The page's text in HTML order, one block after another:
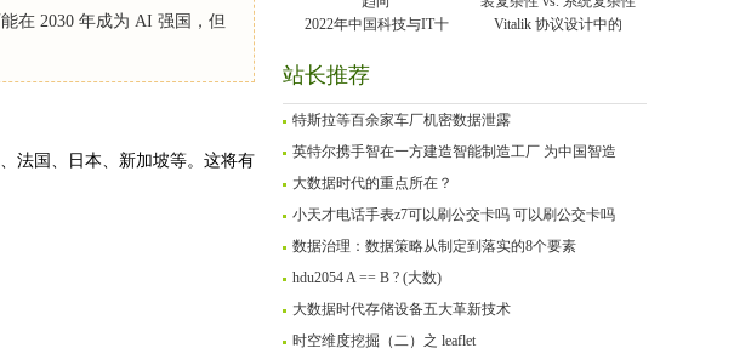
在 2030 年成为 AI 强国，但
法国、日本、新加坡等。这将有
2022年中国科技与IT十 Vitalik 协议设计中的
站长推荐
特斯拉等百余家车厂机密数据泄露
英特尔携手智在一方建造智能制造工厂 为中国智造
大数据时代的重点所在？
小天才电话手表z7可以刷公交卡吗 可以刷公交卡吗
数据治理：数据策略从制定到落实的8个要素
hdu2054 A == B ? (大数)
大数据时代存储设备五大革新技术
时空维度挖掘（二）之 leaflet